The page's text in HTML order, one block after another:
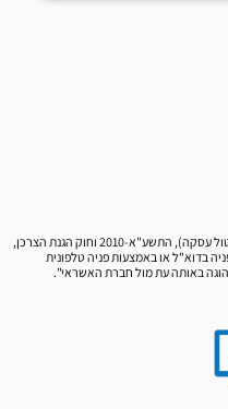
"ביטול עסקה יעשה בהתאם לתקנות הגנת הצרכן (ביטול עסקה), התשע"א-2010 וחוק הגנת הצרכן,
באותה עת מול חברת האשראי".